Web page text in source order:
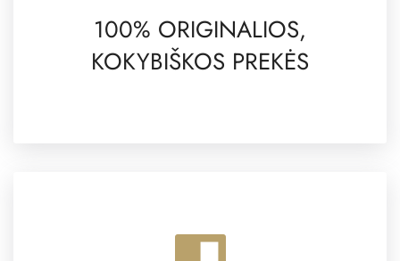
100% ORIGINALIOS,
KOKYBIŠKOS PREKĖS